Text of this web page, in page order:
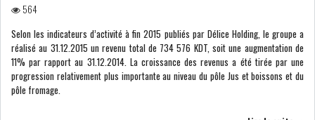
564
Selon les indicateurs d’activité à fin 2015 publiés par Délice Holding, le groupe a
réalisé au 31.12.2015 un revenu total de 734 576 KDT, soit une augmentation de
11% par rapport au 31.12.2014. La croissance des revenus a été tirée par une
progression relativement plus importante au niveau du pôle Jus et boissons et du
pôle fromage.